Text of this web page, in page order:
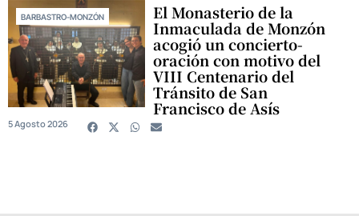
BARBASTRO-MONZÓN El Monasterio de la
Inmaculada de Monzón
acogió un concierto-
oración con motivo del
VIII Centenario del
Tránsito de San
Francisco de Asís
5 Agosto 2026